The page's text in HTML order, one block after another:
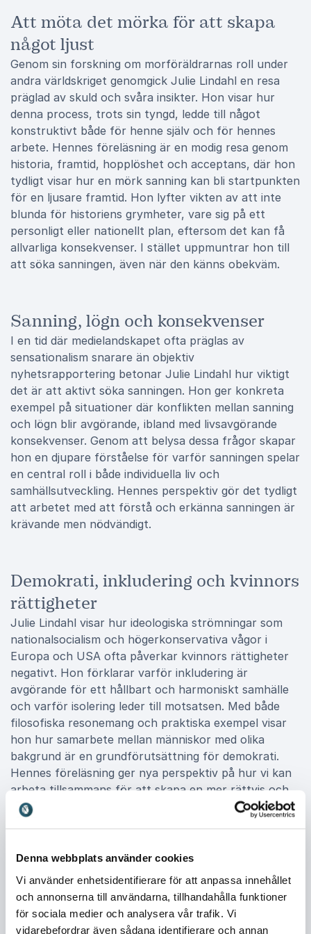
Denna webbplats använder cookies
Vi använder enhetsidentifierare för att anpassa innehållet
och annonserna till användarna, tillhandahålla funktioner
för sociala medier och analysera vår trafik. Vi
vidarebefordrar även sådana identifierare och annan
Att möta det mörka för att skapa
något ljust
Genom sin forskning om morföräldrarnas roll under
andra världskriget genomgick Julie Lindahl en resa
präglad av skuld och svåra insikter. Hon visar hur
denna process, trots sin tyngd, ledde till något
konstruktivt både för henne själv och för hennes
arbete. Hennes föreläsning är en modig resa genom
historia, framtid, hopplöshet och acceptans, där hon
tydligt visar hur en mörk sanning kan bli startpunkten
för en ljusare framtid. Hon lyfter vikten av att inte
blunda för historiens grymheter, vare sig på ett
personligt eller nationellt plan, eftersom det kan få
allvarliga konsekvenser. I stället uppmuntrar hon till
att söka sanningen, även när den känns obekväm.
Sanning, lögn och konsekvenser
I en tid där medielandskapet ofta präglas av
sensationalism snarare än objektiv
nyhetsrapportering betonar Julie Lindahl hur viktigt
det är att aktivt söka sanningen. Hon ger konkreta
exempel på situationer där konflikten mellan sanning
och lögn blir avgörande, ibland med livsavgörande
konsekvenser. Genom att belysa dessa frågor skapar
hon en djupare förståelse för varför sanningen spelar
en central roll i både individuella liv och
samhällsutveckling. Hennes perspektiv gör det tydligt
att arbetet med att förstå och erkänna sanningen är
krävande men nödvändigt.
Demokrati, inkludering och kvinnors
rättigheter
Julie Lindahl visar hur ideologiska strömningar som
nationalsocialism och högerkonservativa vågor i
Europa och USA ofta påverkar kvinnors rättigheter
negativt. Hon förklarar varför inkludering är
avgörande för ett hållbart och harmoniskt samhälle
och varför isolering leder till motsatsen. Med både
filosofiska resonemang och praktiska exempel visar
hon hur samarbete mellan människor med olika
bakgrund är en grundförutsättning för demokrati.
Hennes föreläsning ger nya perspektiv på hur vi kan
arbeta tillsammans för att skapa en mer rättvis och
inkluderande värld.
Boka Julie Lindahl för ditt event
Att boka Julie Lindahl innebär att erbjuda en
föreläsning som berör, utmanar och inspirerar. Hon
kombinerar personlig berättelse med djup kunskap